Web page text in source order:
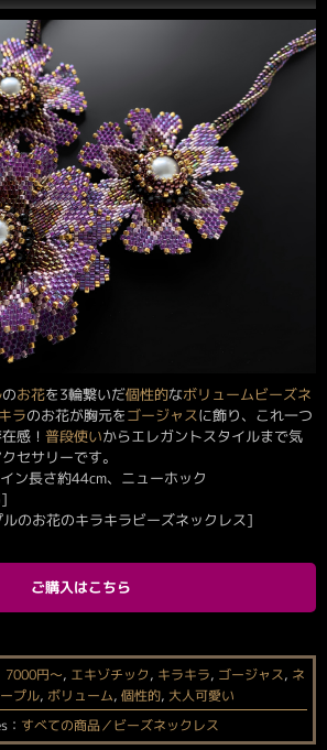
のお花を3輪繋いだ個性的なボリュームビーズネ
ラのお花が胸元をゴージャスに飾り、これ一つ
感！ 普段使いからエレガントスタイルまで気
セサリーです。
ン長さ約44cm、ニューホック
のお花のキラキラビーズネックレス]
ご購入はこちら
7000円〜, エキゾチック, キラキラ, ゴージャス, ネ
プル, ボリューム, 個性的, 大人可愛い
すべての商品／ビーズネックレス